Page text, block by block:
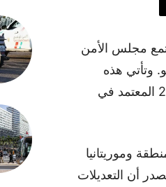
مجلس الأمن
وتأتي هذه
الجلسة، التي وصفتها مصادر مطلعة بـ “التلخيصية”، بناء على القرار رقم 2797 المعتمد في
وموريتانيا
وأكد المصدر أن التعديلات